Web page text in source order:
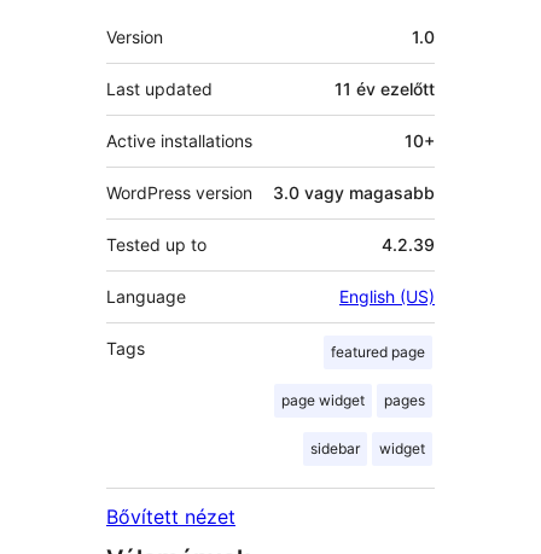
Meta
Version 1.0
Last updated 11 év ezelőtt
Active installations 10+
WordPress version 3.0 vagy magasabb
Tested up to 4.2.39
Language English (US)
Tags featured page
page widget pages
sidebar widget
Bővített nézet